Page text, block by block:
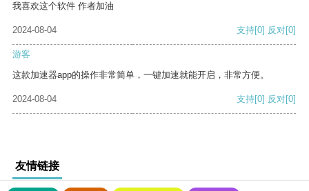
我喜欢这个软件 作者加油
2024-08-04 支持[0] 反对[0]
游客
这款加速器app的操作非常简单，一键加速就能开启，非常方便。
2024-08-04 支持[0] 反对[0]
友情链接